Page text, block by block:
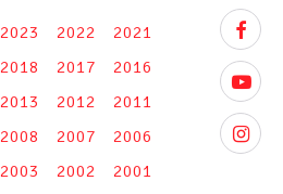
youtube
2023 2022
2021
2018 2017
2016
2013 2012
2011
2008 2007
2006
2003 2002
2001